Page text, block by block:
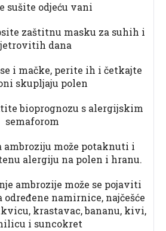
odjeću vani
zaštitnu masku za suhih i
dana
i mačke, perite ih i četkajte
skupljaju polen
bioprognozu s alergijskim
semaforom
može potaknuti i
alergiju na polen i hranu.
ambrozije može se pojaviti
namirnice, najčešće
krastavac, bananu, kivi,
i suncokret